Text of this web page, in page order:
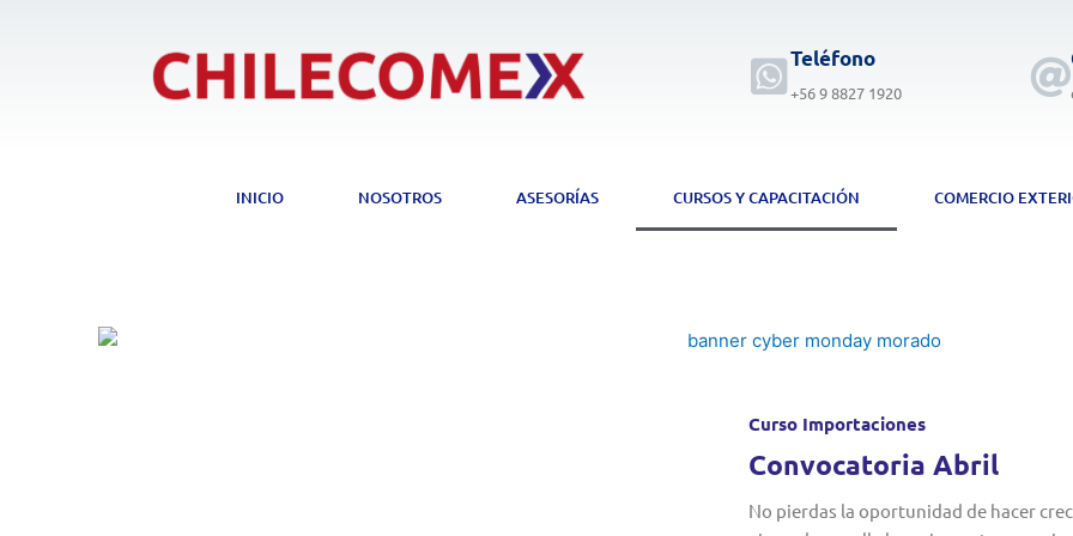
Teléfono
+56 9 8827 1920
INICIO NOSOTROS ASESORÍAS CURSOS Y CAPACITACIÓN COMERCIO
Curso Importaciones
Convocatoria Abril
No pierdas la oportunidad de hacer